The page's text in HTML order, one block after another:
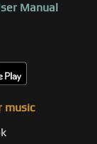
Manual
music